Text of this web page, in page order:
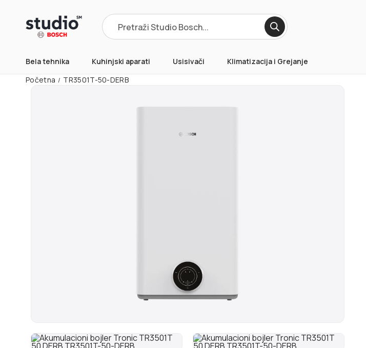
Products
search
Bela tehnika Kuhinjski aparati Usisivači Klimatizacija i Grejanje
Početna / TR3501T-50-DERB